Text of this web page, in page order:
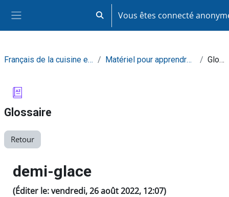
Activer/désactiver la saisie de
Vous êtes connecté
Français de la cuisine et de la restauration Matériel pour apprendre de façon autonome Glossaire
Glossaire
Retour
demi-glace
(Éditer le: vendredi, 26 août 2022, 12:07)